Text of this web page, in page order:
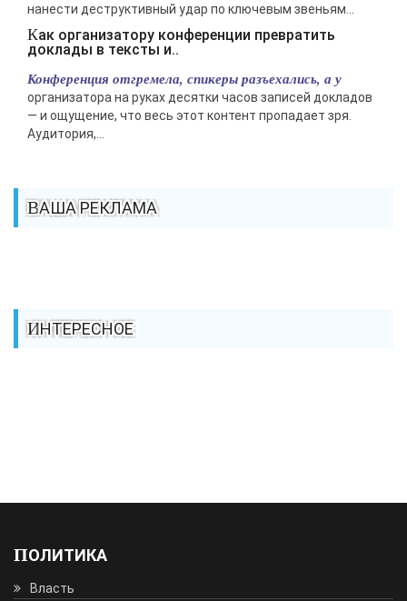
нанести деструктивный удар по ключевым звеньям...
Как организатору конференции превратить
доклады в тексты и..
Конференция отгремела, спикеры разъехались, а у
организатора на руках десятки часов записей докладов
— и ощущение, что весь этот контент пропадает зря.
Аудитория,...
ВАША РЕКЛАМА
ИНТЕРЕСНОЕ
ПОЛИТИКА
Власть